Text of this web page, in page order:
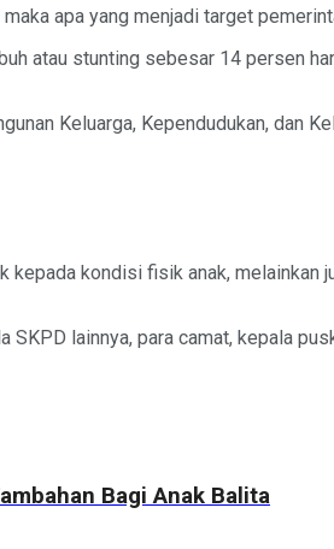
apa yang menjadi target
atau stunting sebesar 14 persen
Keluarga, Kependudukan, dan
kondisi fisik anak, melainkan
lainnya, para camat, kepala
Bagi Anak Balita